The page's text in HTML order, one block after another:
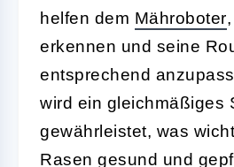
helfen dem Mähroboter
erkennen und seine
entsprechend
wird ein gleichmäßiges
gewährleistet, was
Rasen gesund und